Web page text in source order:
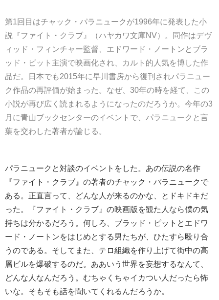
第1回目はチャック・パラニュークが1996年に発表した小
説『ファイト・クラブ』（ハヤカワ文庫NV）。同作はデヴ
ィッド・フィンチャー監督、エドワード・ノートンとブラ
ッド・ピット主演で映画化され、カルト的人気を博した作
品だ。日本でも2015年に早川書房から復刊されパラニュー
ク作品の再評価が始まった。なぜ、30年の時を経て、この
小説が再び広く読まれるようになったのだろうか。今年の3
月に青山ブックセンターのイベントで、パラニュークと言
葉を交わした著者が論じる。
パラニュークと対談のイベントをした。あの伝説の名作
『ファイト・クラブ』の著者のチャック・パラニュークで
ある。正直言って、どんな人が来るのかな、とドキドキだ
った。『ファイト・クラブ』の映画版を観た人なら僕の気
持ちは分かるだろう。何しろ、ブラッド・ピットとエドワ
ード・ノートンをはじめとする男たちが、ひたすら殴り合
うのである。そしてまた、テロ組織を作り上げて街中の高
層ビルを爆破するのだ。ああいう世界を妄想するなんて、
どんな人なんだろう。むちゃくちゃイカつい人だったら怖
いな。そもそも話を聞いてくれるんだろうか。